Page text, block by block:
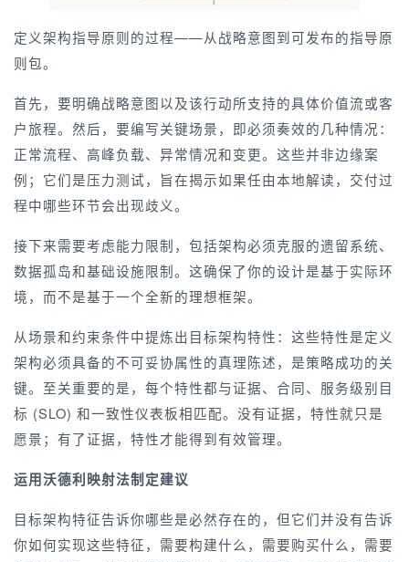
定义架构指导原则的过程——从战略意图到可发布的指导原
则包。
首先，要明确战略意图以及该行动所支持的具体价值流或客
户旅程。然后，要编写关键场景，即必须奏效的几种情况：
正常流程、高峰负载、异常情况和变更。这些并非边缘案
例；它们是压力测试，旨在揭示如果任由本地解读，交付过
程中哪些环节会出现歧义。
接下来需要考虑能力限制，包括架构必须克服的遗留系统、
数据孤岛和基础设施限制。这确保了你的设计是基于实际环
境，而不是基于一个全新的理想框架。
从场景和约束条件中提炼出目标架构特性：这些特性是定义
架构必须具备的不可妥协属性的真理陈述，是策略成功的关
键。至关重要的是，每个特性都与证据、合同、服务级别目
标 (SLO) 和一致性仪表板相匹配。没有证据，特性就只是
愿景；有了证据，特性才能得到有效管理。
运用沃德利映射法制定建议
目标架构特征告诉你哪些是必然存在的，但它们并没有告诉
你如何实现这些特征，需要构建什么，需要购买什么，需要